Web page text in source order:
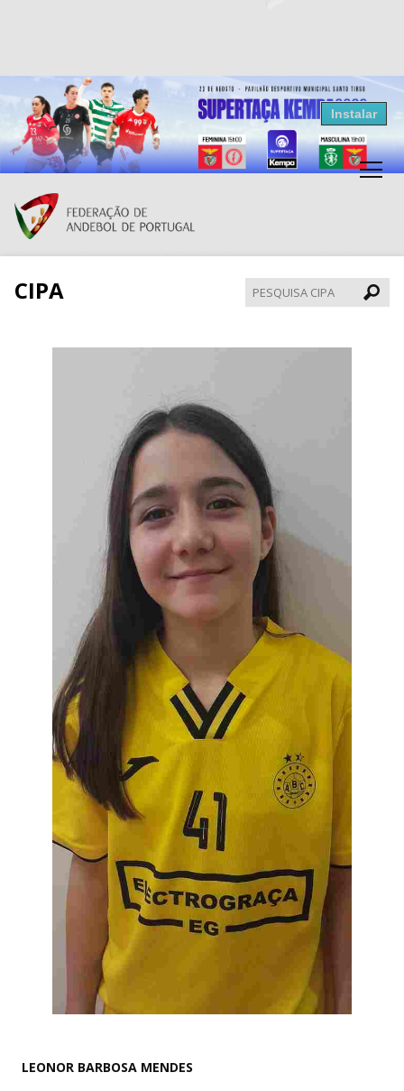
Resultados Andebol
Federação de Andebol de Portugal
Grátis - Disponivel na Play Store
Instalar
CIPA
CIPA
LEONOR BARBOSA MENDES